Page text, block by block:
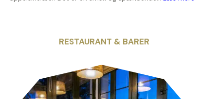
RESTAURANT & BARER